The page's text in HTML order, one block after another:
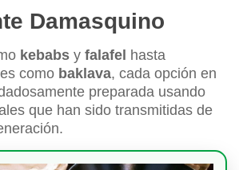
Damasquino
kebabs y falafel hasta
como baklava, cada opción en
preparada usando
que han sido transmitidas de